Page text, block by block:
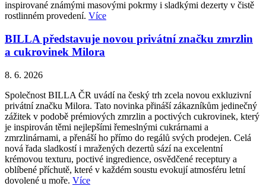
inspirované známými masovými pokrmy i sladkými dezerty v čistě
rostlinném provedení. Více
BILLA představuje novou privátní značku zmrzlin
a cukrovinek Milora
8. 6. 2026
Společnost BILLA ČR uvádí na český trh zcela novou exkluzivní
privátní značku Milora. Tato novinka přináší zákazníkům jedinečný
zážitek v podobě prémiových zmrzlin a poctivých cukrovinek, který
je inspirován těmi nejlepšími řemeslnými cukrárnami a
zmrzlinárnami, a přenáší ho přímo do regálů svých prodejen. Celá
nová řada sladkostí i mražených dezertů sází na excelentní
krémovou texturu, poctivé ingredience, osvědčené receptury a
oblíbené příchutě, které v každém soustu evokují atmosféru letní
dovolené u moře. Více